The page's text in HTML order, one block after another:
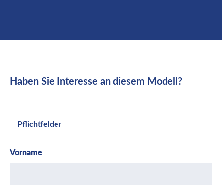
Haben Sie Interesse an diesem Modell?
Pflichtfelder
Vorname